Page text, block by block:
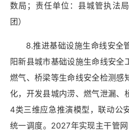
数局；责任单位：县城管执法
团）
8.推进基础设施生命线安全
阳新县城市基础设施生命线安全
燃气、桥梁等生命线安全检测感
化，开发县城内涝、燃气泄漏、
4类三维应急推演模型，联动公
统一调度。2027年实现主干管